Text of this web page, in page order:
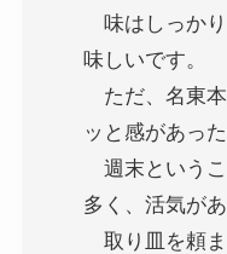
味はしっか
味しいです。
ただ、名東本
ッと感があっ
週末という
多く、活気があ
取り皿を頼